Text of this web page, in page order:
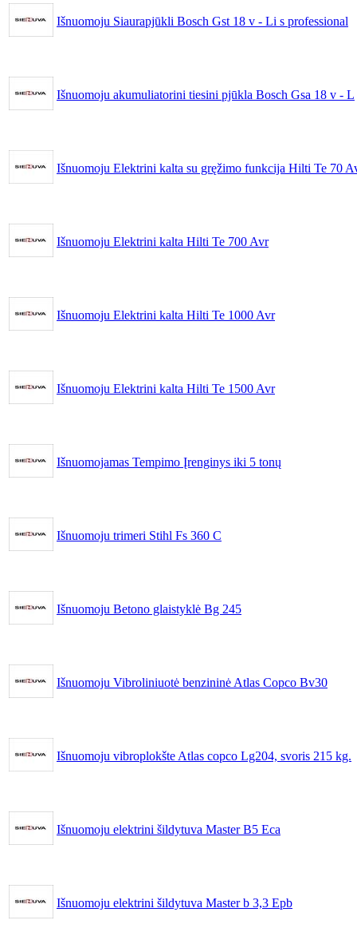
Išnuomoju Siaurapjūkli Bosch Gst 18 v - Li s professional
Išnuomoju akumuliatorini tiesini pjūkla Bosch Gsa 18 v - L
Išnuomoju Elektrini kalta su gręžimo funkcija Hilti Te 70
Išnuomoju Elektrini kalta Hilti Te 700 Avr
Išnuomoju Elektrini kalta Hilti Te 1000 Avr
Išnuomoju Elektrini kalta Hilti Te 1500 Avr
Išnuomojamas Tempimo Įrenginys iki 5 tonų
Išnuomoju trimeri Stihl Fs 360 C
Išnuomoju Betono glaistyklė Bg 245
Išnuomoju Vibroliniuotė benzininė Atlas Copco Bv30
Išnuomoju vibroplokšte Atlas copco Lg204, svoris 215 kg.
Išnuomoju elektrini šildytuva Master B5 Eca
Išnuomoju elektrini šildytuva Master b 3,3 Epb